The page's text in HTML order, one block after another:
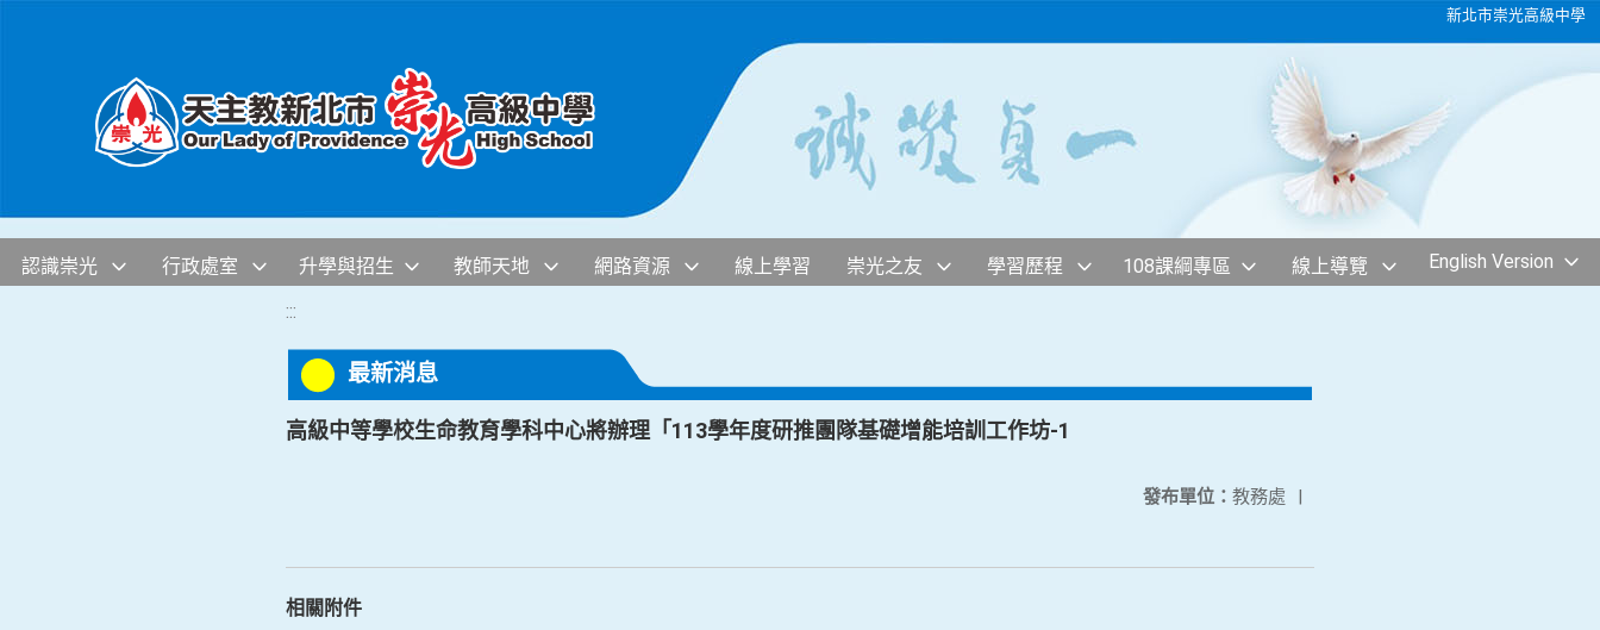
新北市崇光高級中學
認識崇光 行政處室 升學與招生 教師天地 網路資源 線上學習 崇光之友 學習歷程 108課綱專區 線上導覽 English Version
:::
最新消息
高級中等學校生命教育學科中心將辦理「113學年度研推團隊基礎增能培訓工作坊-1
發布單位： 教務處 |
相關附件